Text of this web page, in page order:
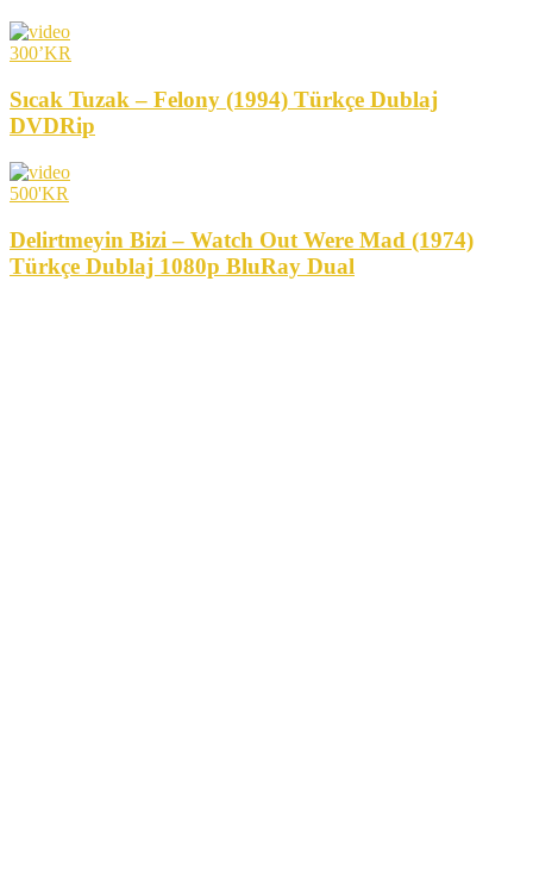
300’KR
Sıcak Tuzak – Felony (1994) Türkçe Dublaj
DVDRip
500'KR
Delirtmeyin Bizi – Watch Out Were Mad (1974)
Türkçe Dublaj 1080p BluRay Dual